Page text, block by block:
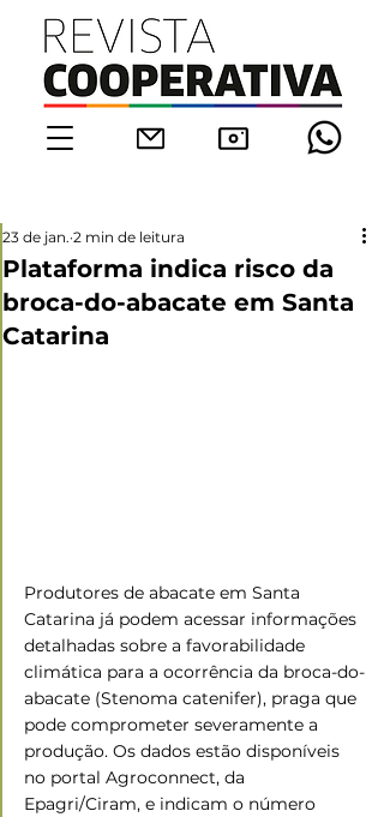
Plataforma indica risco da
broca-do-abacate em Santa
Catarina
23 de jan. 2 min de leitura
Produtores de abacate em Santa
Catarina já podem acessar informações
detalhadas sobre a favorabilidade
climática para a ocorrência da broca-do-
abacate (Stenoma catenifer), praga que
pode comprometer severamente a
produção. Os dados estão disponíveis
no portal Agroconnect, da
Epagri/Ciram, e indicam o número